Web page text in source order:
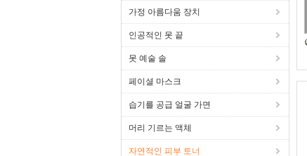
가정 아름다움 장치
인공적인 못 끝
못 예술 솔
페이셜 마스크
습기를 공급 얼굴 가면
머리 기르는 액체
자연적인 피부 토너